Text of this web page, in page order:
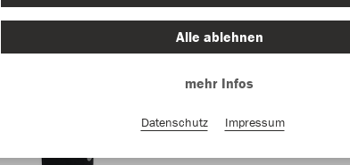
Alle ablehnen
mehr Infos
Datenschutz Impressum